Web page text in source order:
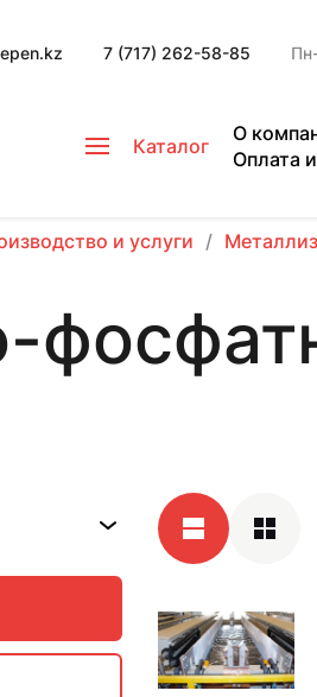
7 (717) 262-58-85
Каталог
О
Оплата
и услуги